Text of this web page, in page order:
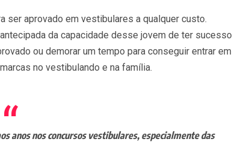
ser aprovado em vestibulares a qualquer custo.
da capacidade desse jovem de ter sucesso
ou demorar um tempo para conseguir entrar em
no vestibulando e na família.
anos nos concursos vestibulares, especialmente das